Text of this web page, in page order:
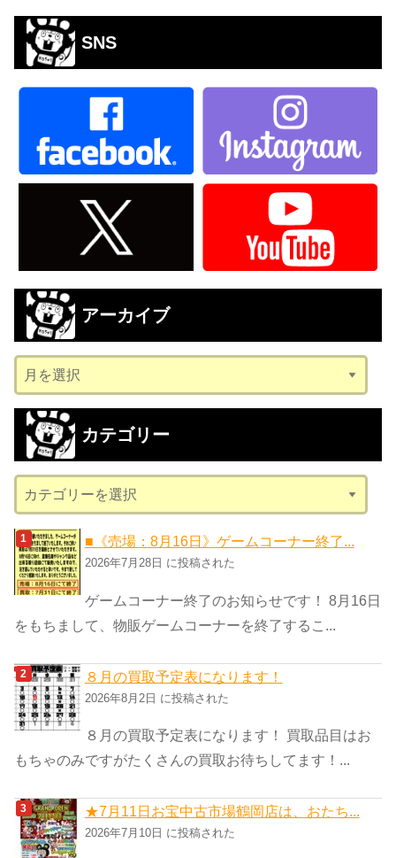
SNS
アーカイブ
ー
カ
ブ
カテゴリー
テ
ゴ
リ
ー
■《売場：8月16日》ゲームコーナー終了...
2026年7月28日 に投稿された
ゲームコーナー終了のお知らせです！ 8月16日
をもちまして、物販ゲームコーナーを終了するこ...
８月の買取予定表になります！
2026年8月2日 に投稿された
８月の買取予定表になります！ 買取品目はお
もちゃのみですがたくさんの買取お待ちしてます！...
★7月11日お宝中古市場鶴岡店は、おたち...
2026年7月10日 に投稿された